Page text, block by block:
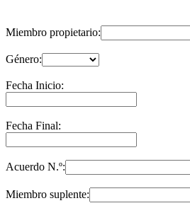
Miembro propietario:
Género:
Fecha Inicio:
Fecha Final:
Acuerdo N.º:
Miembro suplente: